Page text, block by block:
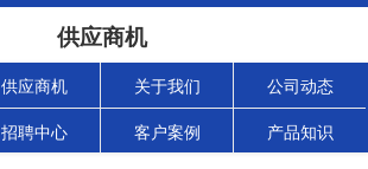
供应商机
供应商机 关于我们 公司动态
招聘中心 客户案例 产品知识